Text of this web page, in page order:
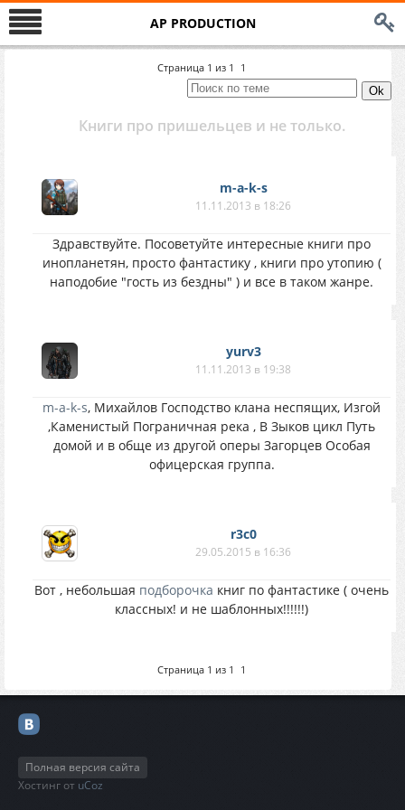
AP PRODUCTION
Страница 1 из 1 1
Книги про пришельцев и не только.
m-a-k-s
11.11.2013 в 18:26
Здравствуйте. Посоветуйте интересные книги про
инопланетян, просто фантастику , книги про утопию (
наподобие "гость из бездны" ) и все в таком жанре.
yurv3
11.11.2013 в 19:38
m-a-k-s, Михайлов Господство клана неспящих, Изгой
,Каменистый Пограничная река , В Зыков цикл Путь
домой и в обще из другой оперы Загорцев Особая
офицерская группа.
r3c0
29.05.2015 в 16:36
Вот , небольшая подборочка книг по фантастике ( очень
классных! и не шаблонных!!!!!!)
Страница 1 из 1 1
Полная версия сайта
Хостинг от uCoz